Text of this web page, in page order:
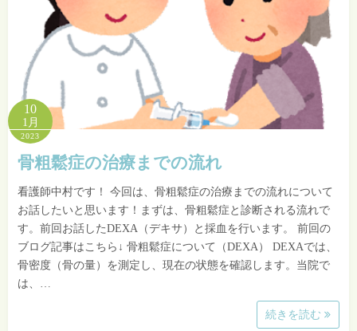
10
1月
2023
骨粗鬆症の治療までの流れ
看護師中村です！ 今回は、骨粗鬆症の治療までの流れについて
お話したいと思います！まずは、骨粗鬆症と診断される流れで
す。前回お話したDEXA（デキサ）と採血を行います。 前回の
ブログ記事はこちら↓ 骨粗鬆症について（DEXA） DEXAでは、
骨密度（骨の量）を測定し、現在の状態を確認します。当院で
は、…
続きを読む